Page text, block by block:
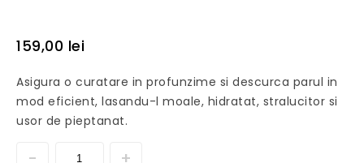
159,00 lei
Asigura o curatare in profunzime si descurca parul in
mod eficient, lasandu-l moale, hidratat, stralucitor si
usor de pieptanat.